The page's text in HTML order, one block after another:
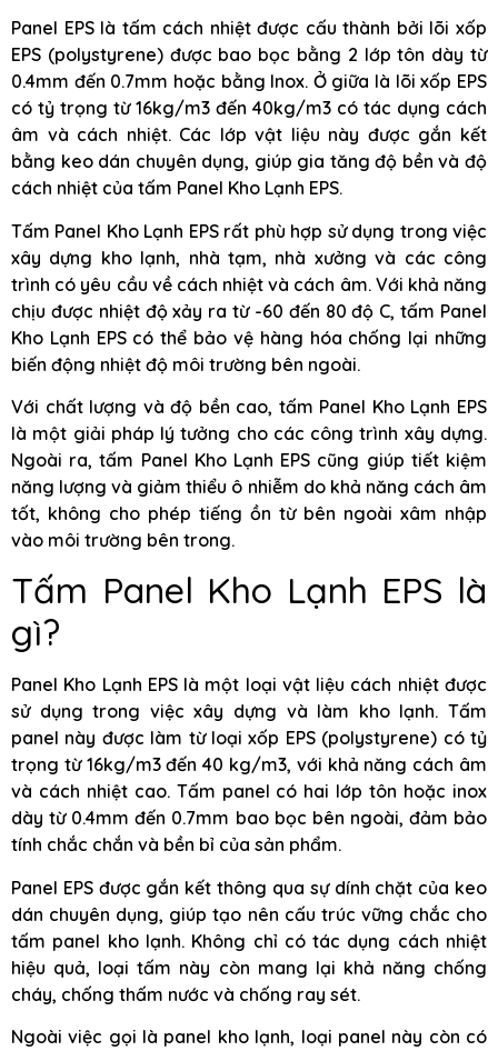
Panel EPS là tấm cách nhiệt được cấu thành bởi lõi xốp
EPS (polystyrene) được bao bọc bằng 2 lớp tôn dày từ
0.4mm đến 0.7mm hoặc bằng Inox. Ở giữa là lõi xốp EPS
có tỷ trọng từ 16kg/m3 đến 40kg/m3 có tác dụng cách
âm và cách nhiệt. Các lớp vật liệu này được gắn kết
bằng keo dán chuyên dụng, giúp gia tăng độ bền và độ
cách nhiệt của tấm Panel Kho Lạnh EPS.
Tấm Panel Kho Lạnh EPS rất phù hợp sử dụng trong việc
xây dựng kho lạnh, nhà tạm, nhà xưởng và các công
trình có yêu cầu về cách nhiệt và cách âm. Với khả năng
chịu được nhiệt độ xảy ra từ -60 đến 80 độ C, tấm Panel
Kho Lạnh EPS có thể bảo vệ hàng hóa chống lại những
biến động nhiệt độ môi trường bên ngoài.
Với chất lượng và độ bền cao, tấm Panel Kho Lạnh EPS
là một giải pháp lý tưởng cho các công trình xây dựng.
Ngoài ra, tấm Panel Kho Lạnh EPS cũng giúp tiết kiệm
năng lượng và giảm thiểu ô nhiễm do khả năng cách âm
tốt, không cho phép tiếng ồn từ bên ngoài xâm nhập
vào môi trường bên trong.
Tấm Panel Kho Lạnh EPS là
gì?
Panel Kho Lạnh EPS là một loại vật liệu cách nhiệt được
sử dụng trong việc xây dựng và làm kho lạnh. Tấm
panel này được làm từ loại xốp EPS (polystyrene) có tỷ
trọng từ 16kg/m3 đến 40 kg/m3, với khả năng cách âm
và cách nhiệt cao. Tấm panel có hai lớp tôn hoặc inox
dày từ 0.4mm đến 0.7mm bao bọc bên ngoài, đảm bảo
tính chắc chắn và bền bỉ của sản phẩm.
Panel EPS được gắn kết thông qua sự dính chặt của keo
dán chuyên dụng, giúp tạo nên cấu trúc vững chắc cho
tấm panel kho lạnh. Không chỉ có tác dụng cách nhiệt
hiệu quả, loại tấm này còn mang lại khả năng chống
cháy, chống thấm nước và chống ray sét.
Ngoài việc gọi là panel kho lạnh, loại panel này còn có